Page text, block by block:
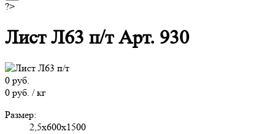
?>
Лист Л63 п/т Арт. 930
0 руб.
0 руб. / кг
Размер:
2,5х600х1500